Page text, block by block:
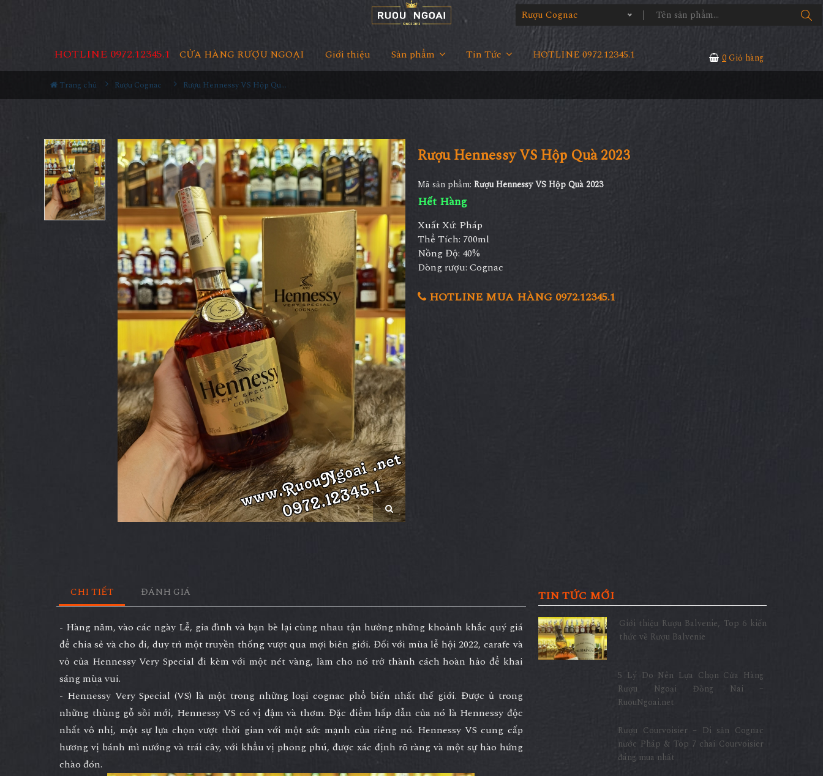
Rượu Cognac
CỬA HÀNG RƯỢU NGOẠI Giới thiệu Sản phẩm Tin Tức HOTLINE 0972.12345.1 0Giỏ hàng
HOTLINE 0972.12345.1
Trang chủ Rượu Cognac Rượu Hennessy VS Hộp Quà 2023
Rượu Hennessy VS Hộp Quà 2023
Mã sản phẩm: Rượu Hennessy VS Hộp Quà 2023
Hết Hàng
Xuất Xứ: Pháp
Thể Tích: 700ml
Nồng Độ: 40%
Dòng rượu: Cognac
HOTLINE MUA HÀNG 0972.12345.1
CHI TIẾT ĐÁNH GIÁ
- Hàng năm, vào các ngày Lễ, gia đình và bạn bè lại cùng nhau tận hưởng những khoảnh khắc quý giá
để chia sẻ và cho đi, duy trì một truyền thống vượt qua mợi biên giới. Đối với mùa lễ hội 2022, carafe và
vỏ của Hennessy Very Special đi kèm với một nét vàng, làm cho nó trở thành cách hoàn hảo để khai
sáng mùa vui.
- Hennessy Very Special (VS) là một trong những loại cognac phổ biến nhất thế giới. Được ủ trong
những thùng gỗ sồi mới, Hennessy VS có vị đậm và thơm. Đặc điểm hấp dẫn của nó là Hennessy độc
nhất vô nhị, một sự lựa chọn vượt thời gian với một sức mạnh của riêng nó. Hennessy VS cung cấp
hương vị bánh mì nướng và trái cây, với khẩu vị phong phú, được xác định rõ ràng và một sự hào hứng
chào đón.
TIN TỨC MỚI
Giới thiệu Rượu Balvenie, Top 6 kiến
thức về Rượu Balvenie
5 Lý Do Nên Lựa Chọn Cửa Hàng
Rượu Ngoại Đồng Nai –
RuouNgoai.net
Rượu Courvoisier – Di sản Cognac
nước Pháp & Top 7 chai Courvoisier
đáng mua nhất